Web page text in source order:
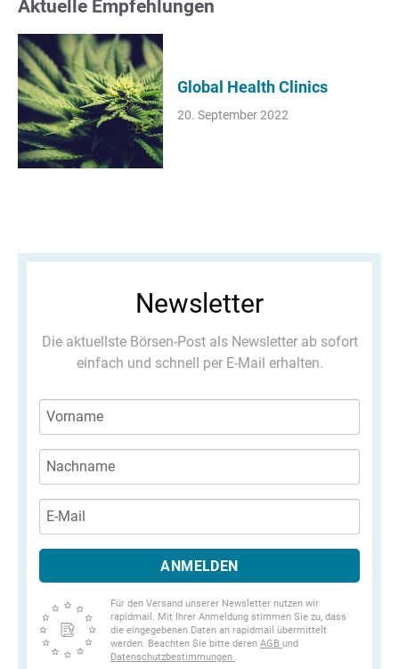
Aktuelle Empfehlungen
Global Health Clinics
20. September 2022
Newsletter
Die aktuellste Börsen-Post als Newsletter ab sofort
einfach und schnell per E-Mail erhalten.
ANMELDEN
Für den Versand unserer Newsletter nutzen wir
rapidmail. Mit Ihrer Anmeldung stimmen Sie zu, dass
die eingegebenen Daten an rapidmail übermittelt
werden. Beachten Sie bitte deren AGB und
Datenschutzbestimmungen